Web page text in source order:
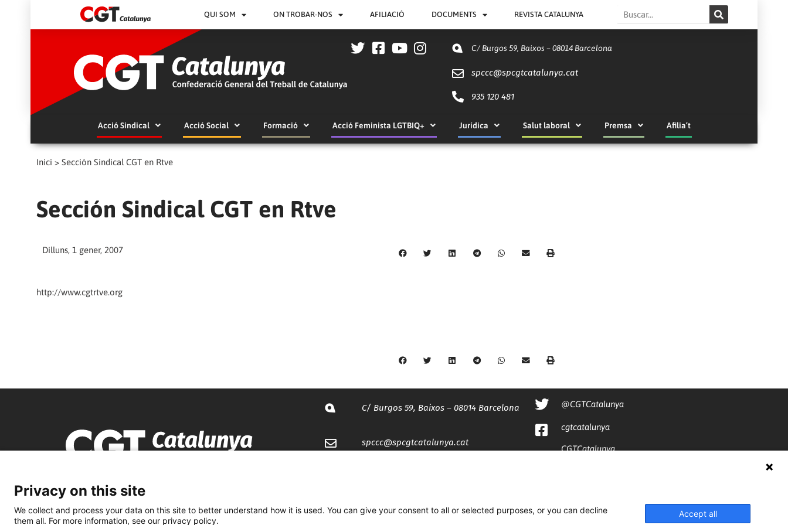
QUI SOM ON TROBAR-NOS AFILIACIÓ DOCUMENTS REVISTA CATALUNYA Search
C/ Burgos 59, Baixos – 08014 Barcelona
spccc@spcgtcatalunya.cat
935 120 481
Acció Sindical Acció Social Formació Acció Feminista LGTBIQ+ Jurídica Salut laboral Premsa Afilia’t
Inici > Sección Sindical CGT en Rtve
Sección Sindical CGT en Rtve
Dilluns, 1 gener, 2007
http://www.cgtrtve.org
C/ Burgos 59, Baixos – 08014 Barcelona
spccc@spcgtcatalunya.cat
@CGTCatalunya
cgtcatalunya
CGTCatalunya
Privacy on this site
We collect and process your data on this site to better understand how it is used. You can give your consent to all or selected purposes, or you can decline
them all. For more information, see our privacy policy.
Accept all